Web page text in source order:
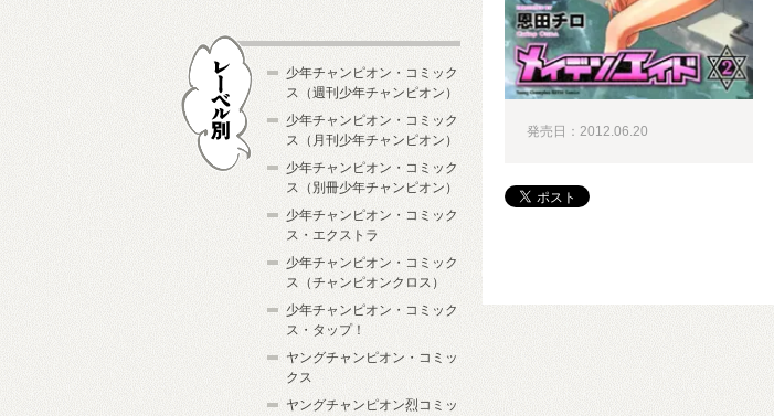
発売日：2012.06.20
少年チャンピオン・コミック
ス（週刊少年チャンピオン）
少年チャンピオン・コミック
ス（月刊少年チャンピオン）
少年チャンピオン・コミック
ス（別冊少年チャンピオン）
少年チャンピオン・コミック
ス・エクストラ
少年チャンピオン・コミック
ス（チャンピオンクロス）
少年チャンピオン・コミック
ス・タップ！
ヤングチャンピオン・コミッ
クス
ヤングチャンピオン烈コミッ